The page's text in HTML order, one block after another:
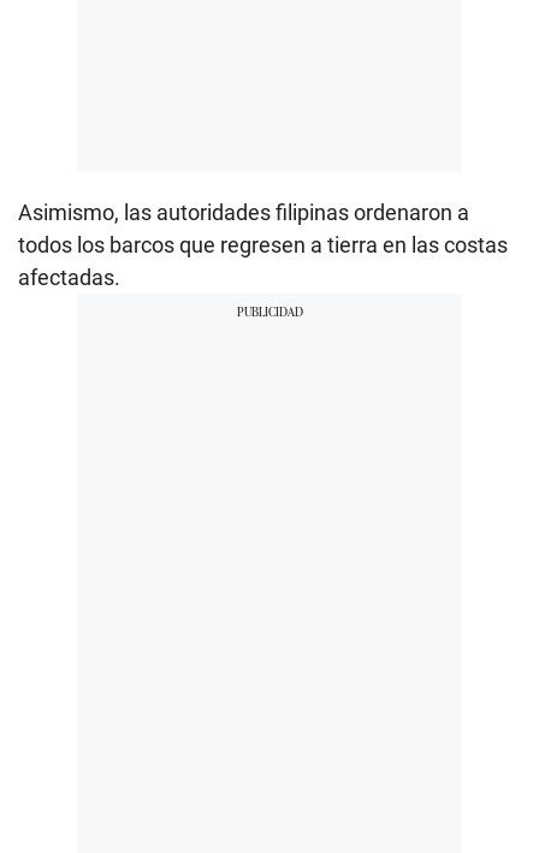
Asimismo, las autoridades filipinas ordenaron a
todos los barcos que regresen a tierra en las costas
afectadas.